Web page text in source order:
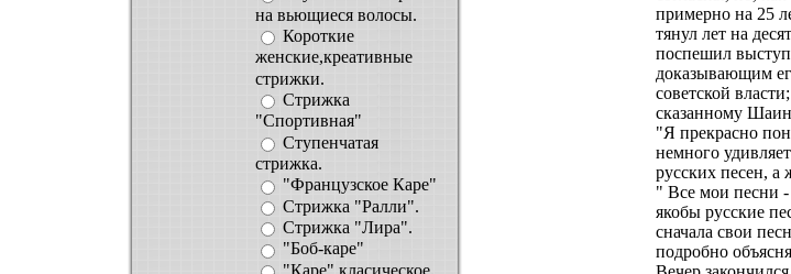
на вьющиеcя волосы.
Короткие
женские,креативные
стрижки.
Стрижка
"Спортивная"
Ступенчатая
стрижка.
"Французское Каре"
Стрижка "Ралли".
Стрижка "Лира".
"Боб-каре"
"Каре" класическое.
примерно на 25
тянул лет на
поспешил
доказывающим
советской
сказанному
"Я прекрасно
немного
русских песен, а
" Все мои песни
якобы русские
сначала свои
подробно